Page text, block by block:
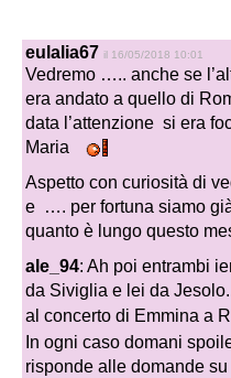
eulalia67 il 16/05/2018 10:01
Vedremo ….. anche se
era andato a quello di
data l’attenzione si era
Maria
Aspetto con curiosità di
e …. per fortuna siamo
quanto è lungo questo
ale_94: Ah poi entrambi
da Siviglia e lei da
al concerto di Emmina a
In ogni caso domani
risponde alle domande su